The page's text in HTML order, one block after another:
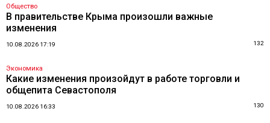
Общество
В правительстве Крыма произошли важные
изменения
10.08.2026 17:19 132
Экономика
Какие изменения произойдут в работе торговли и
общепита Севастополя
10.08.2026 16:33 130